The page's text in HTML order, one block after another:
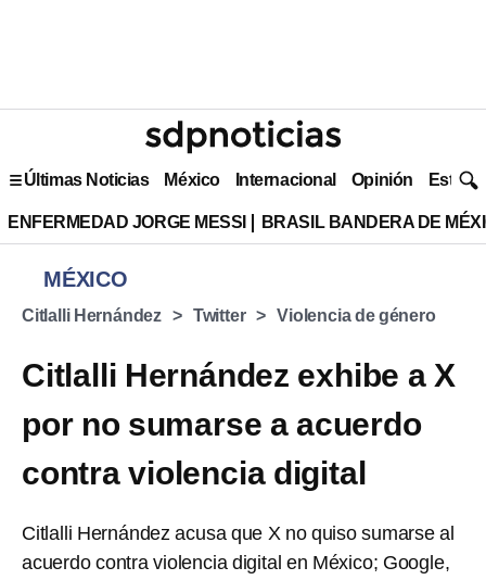
Últimas Noticias México Internacional Opinión Estilo
ENFERMEDAD JORGE MESSI BRASIL BANDERA DE
MÉXICO
Citlalli Hernández Twitter Violencia de género
Citlalli Hernández exhibe a X
por no sumarse a acuerdo
contra violencia digital
Citlalli Hernández acusa que X no quiso sumarse al
acuerdo contra violencia digital en México; Google,